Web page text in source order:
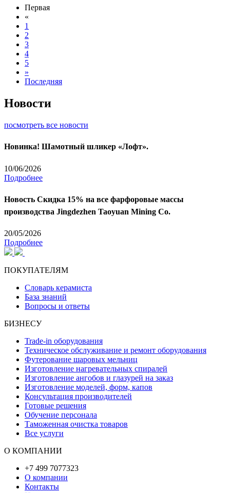
Первая
«
1
2
3
4
5
»
Последняя
Новости
посмотреть все новости
Новинка! Шамотный шликер «Лофт».
10/06/2026
Подробнее
Новость Скидка 15% на все фарфоровые массы
производства Jingdezhen Taoyuan Mining Co.
20/05/2026
Подробнее
ПОКУПАТЕЛЯМ
Словарь керамиста
База знаний
Вопросы и ответы
БИЗНЕСУ
Trade-in оборудования
Техническое обслуживание и ремонт оборудования
Футерование шаровых мельниц
Изготовление нагревательных спиралей
Изготовление ангобов и глазурей на заказ
Изготовление моделей, форм, капов
Консультация производителей
Готовые решения
Обучение персонала
Таможенная очистка товаров
Все услуги
О КОМПАНИИ
+7 499 7077323
О компании
Контакты